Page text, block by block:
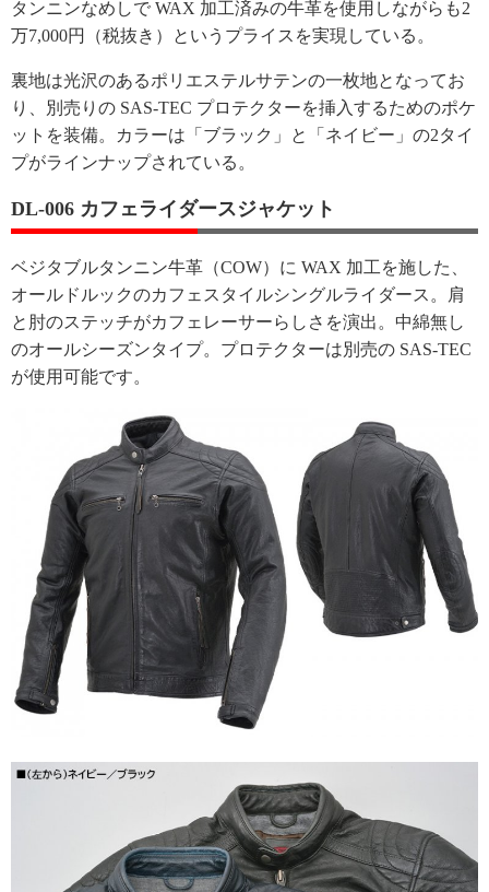
タンニンなめしで WAX 加工済みの牛革を使用しながらも2
万7,000円（税抜き）というプライスを実現している。
裏地は光沢のあるポリエステルサテンの一枚地となってお
り、別売りの SAS-TEC プロテクターを挿入するためのポケ
ットを装備。カラーは「ブラック」と「ネイビー」の2タイ
プがラインナップされている。
DL-006 カフェライダースジャケット
ベジタブルタンニン牛革（COW）に WAX 加工を施した、
オールドルックのカフェスタイルシングルライダース。肩
と肘のステッチがカフェレーサーらしさを演出。中綿無し
のオールシーズンタイプ。プロテクターは別売の SAS-TEC
が使用可能です。